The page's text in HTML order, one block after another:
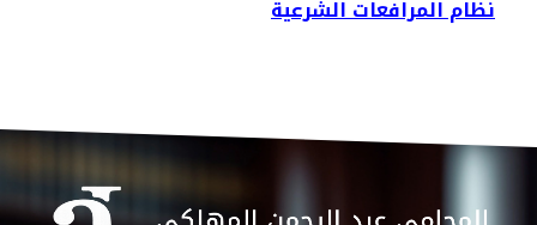
نظام المرافعات الشرعية